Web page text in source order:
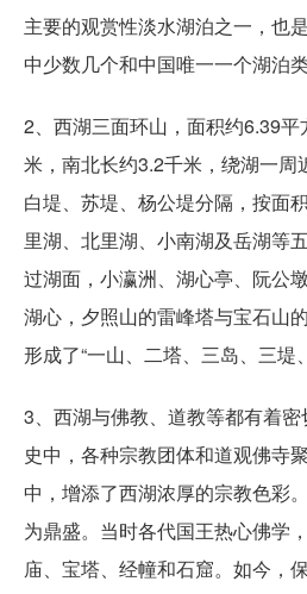
主要的观赏性淡水湖泊之一，也
中少数几个和中国唯一一个湖泊类
2、西湖三面环山，面积约6.39
米，南北长约3.2千米，绕湖一周
白堤、苏堤、杨公堤分隔，按面
里湖、北里湖、小南湖及岳湖等
过湖面，小瀛洲、湖心亭、阮公
湖心，夕照山的雷峰塔与宝石山
形成了“一山、二塔、三岛、三堤
3、西湖与佛教、道教等都有着
史中，各种宗教团体和道观佛寺
中，增添了西湖浓厚的宗教色彩
为鼎盛。当时各代国王热心佛学
庙、宝塔、经幢和石窟。如今，